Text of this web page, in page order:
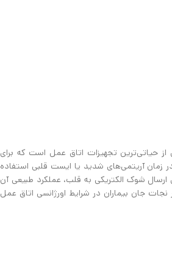
از حیاتی‌ترین تجهیزات اتاق عمل است که برای
زمان آریتمی‌های شدید یا ایست قلبی استفاده
شوک الکتریکی به قلب، عملکرد طبیعی آن
نجات جان بیماران در شرایط اورژانسی اتاق عمل